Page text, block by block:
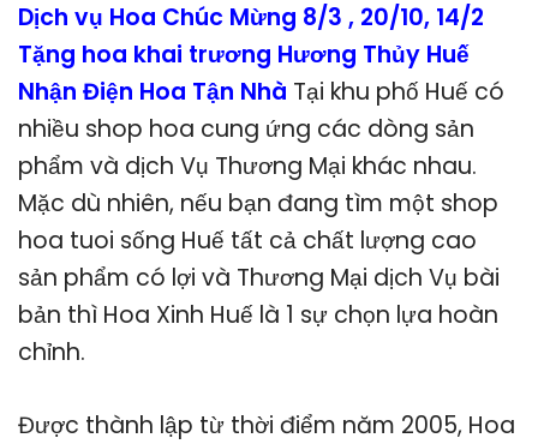
Dịch vụ Hoa Chúc Mừng 8/3 , 20/10, 14/2
Tặng hoa khai trương Hương Thủy Huế
Nhận Điện Hoa Tận Nhà Tại khu phố Huế có
nhiều shop hoa cung ứng các dòng sản
phẩm và dịch Vụ Thương Mại khác nhau.
Mặc dù nhiên, nếu bạn đang tìm một shop
hoa tuoi sống Huế tất cả chất lượng cao
sản phẩm có lợi và Thương Mại dịch Vụ bài
bản thì Hoa Xinh Huế là 1 sự chọn lựa hoàn
chỉnh.
Được thành lập từ thời điểm năm 2005, Hoa